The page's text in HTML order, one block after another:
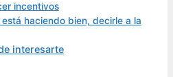
incentivos
está haciendo bien, decirle a la
interesarte